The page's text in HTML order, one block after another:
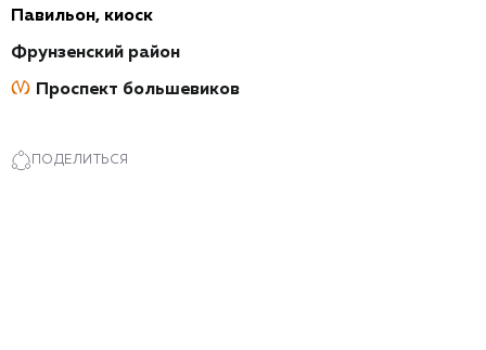
Павильон, киоск
Проспект большевиков
Фрунзенский район
ПОДЕЛИТЬСЯ